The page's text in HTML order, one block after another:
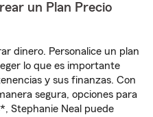
un Plan Precio
dinero. Personalice un plan
lo que es importante
y sus finanzas. Con
segura, opciones para
Stephanie Neal puede